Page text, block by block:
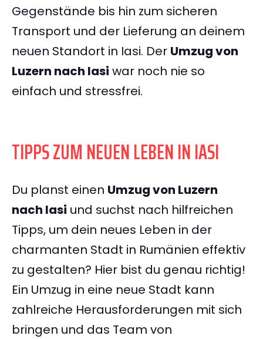
Gegenstände bis hin zum sicheren
Transport und der Lieferung an deinem
neuen Standort in Iasi. Der Umzug von
Luzern nach Iasi war noch nie so
einfach und stressfrei.
TIPPS ZUM NEUEN LEBEN IN IASI
Du planst einen Umzug von Luzern
nach Iasi und suchst nach hilfreichen
Tipps, um dein neues Leben in der
charmanten Stadt in Rumänien effektiv
zu gestalten? Hier bist du genau richtig!
Ein Umzug in eine neue Stadt kann
zahlreiche Herausforderungen mit sich
bringen und das Team von